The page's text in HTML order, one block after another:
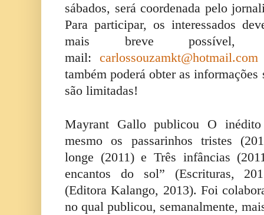
sábados, será coordenada pelo
Para participar, os interessados
mais breve
mail: carlossouzamkt@hotmail.com
também poderá obter as
são limitadas!
Mayrant Gallo publicou O
mesmo os passarinhos tristes
longe (2011) e Três infâncias
encantos do sol” (Escrituras,
(Editora Kalango, 2013). Foi
no qual publicou, semanalmente,